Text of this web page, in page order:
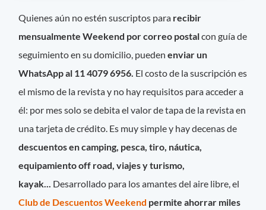
Quienes aún no estén suscriptos para recibir
mensualmente Weekend por correo postalcon guía de
seguimiento en su domicilio, puedenenviar un
WhatsApp al 11 4079 6956. El costo de la suscripción es
el mismo de la revista y no hay requisitos para acceder a
él: por mes solo se debita el valor de tapa de la revista en
una tarjeta de crédito. Es muy simple y hay decenas de
descuentos en camping, pesca, tiro, náutica,
equipamiento off road, viajes y turismo,
kayak... Desarrollado para los amantes del aire libre,el
Club de Descuentos Weekend permite ahorrar miles